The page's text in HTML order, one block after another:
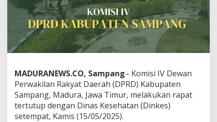
MADURANEWS.CO, Sampang– Komisi IV Dewan
Perwakilan Rakyat Daerah (DPRD) Kabupaten
Sampang, Madura, Jawa Timur, melakukan rapat
tertutup dengan Dinas Kesehatan (Dinkes)
setempat, Kamis (15/05/2025).